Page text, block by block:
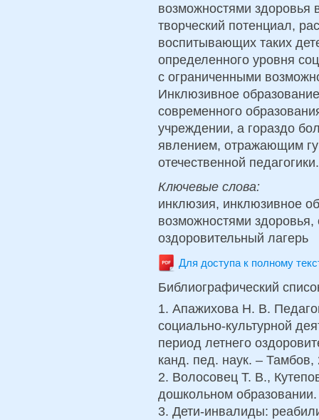
возможностями здоровья
творческий потенциал,
воспитывающих таких
определенного уровня
с ограниченными
Инклюзивное
современного
учреждении, а гораздо
явлением, отражающим
отечественной педагогики.
Ключевые слова:
инклюзия, инклюзивное
возможностями
оздоровительный лагерь
Для доступа к полному
Библиографический
1. Апажихова Н. В.
социально-культурной
период летнего
канд. пед. наук. – Тамбов,
2. Волосовец Т. В.,
дошкольном
3. Дети-инвалиды: